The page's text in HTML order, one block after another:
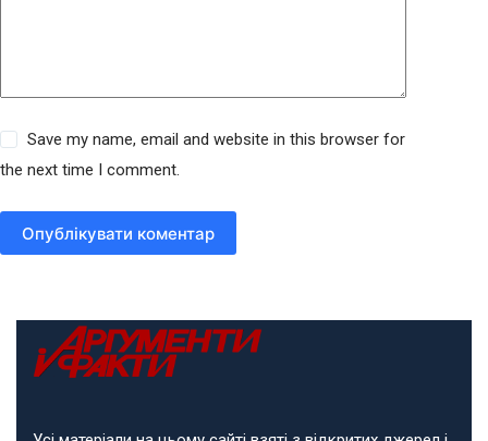
Save my name, email and website in this browser for
the next time I comment.
Опублікувати коментар